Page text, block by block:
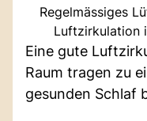
Regelmässiges
Luftzirkulation
Eine gute
Raum tragen zu
gesunden Schlaf